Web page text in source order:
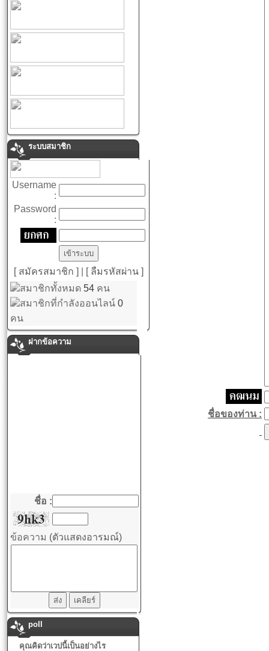
ระบบสมาชิก
Username
:
Password
:
[ สมัครสมาชิก ]
[ ลืมรหัสผ่าน ]
สมาชิกทั้งหมด 54 คน
สมาชิกที่กำลังออนไลน์ 0
คน
ฝากข้อความ
ชื่อ :
ข้อความ (ตัวแสดงอารมณ์)
poll
คุณคิดว่าเวปนี้เป็นอย่างไร
ชื่อของท่าน :